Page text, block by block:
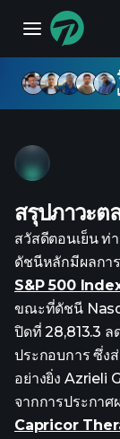
สรุปภาวะต
สวัสดีตอนเย็น ท่
ดัชนีหลักมีผลกา
S&P 500
ขณะที่ดัชนี
ปิดที่ 28,813.3 ล
ประกอบการ ซึ่ง
อย่างยิ่ง Azrieli
จากการประกาศ
Capricor